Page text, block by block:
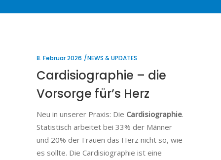
8. Februar 2026 NEWS & UPDATES
Cardisiographie – die
Vorsorge für’s Herz
Neu in unserer Praxis: Die Cardisiographie.
Statistisch arbeitet bei 33% der Männer
und 20% der Frauen das Herz nicht so, wie
es sollte. Die Cardisiographie ist eine